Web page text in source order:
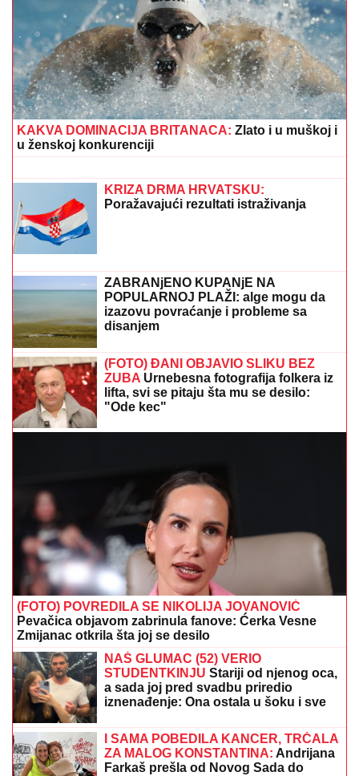
"BIĆU MILIJARDERKA"Ovo je istina o zaradi Jovane
Jeremić: Otišla iz Jutarnjeg programa zbog svadbe, a
ovako je govorila o prihodima
Tanja Bošković je na sceni 53 godine,
sad dobila prestižnu nagradu: "Njeno
ime je zaštitni znak"
Asmina prozivali zbog kilaže, on se
sada snimio i šokirao: Maja ga
momentalno prekorila
HAOS U EMISIJI UŽIVO!Bebica se suočio sa
optužbama o dugu od 10.000 evra: "Imam dokaz, sve
Karića kao Valvidija, Bebica se našao
na meti nove bruke: "Čovek bez
ušiju!"
MIRKA VASILJEVIĆ POPUT
HOLIVUDSKIH DIVA! Zablistala u
drečavo žutoj, dekoltiranoj haljini na
crvenom tepihu: Sve oči uprte u nju u
Vrnjačkoj Banji, evo ko je još tu od
poznatih (VIDEO)